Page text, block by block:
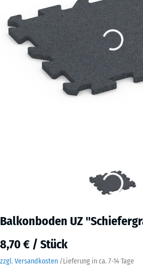
Balkonboden UZ
8,70 € / Stück
zzgl. Versandkosten /Lieferung in ca. 7-14 Tage